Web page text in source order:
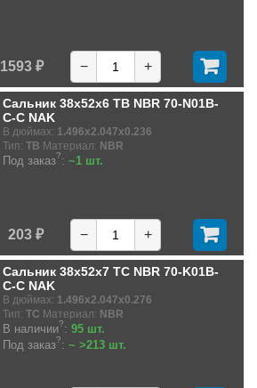
1593 ₽ − +
Сальник 38x52x6 TB NBR 70-N01B-
C-C NAK
В дюймах: 1.496x2.047x0.236
Тип: TB Материал: NBR
Под заказ?: ~1 шт.
203 ₽ − +
Сальник 38x52x7 TC NBR 70-K01B-
C-C NAK
В дюймах: 1.496x2.047x0.276
Тип: TC Материал: NBR
В наличии?: 95 шт.
Под заказ?: ~ >213 шт.